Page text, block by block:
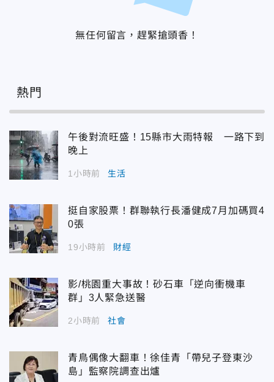
無任何留言，趕緊搶頭香！
熱門
午後對流旺盛！15縣市大雨特報 一路下到
晚上
1小時前 生活
挺自家股票！群聯執行長潘健成7月加碼買4
0張
19小時前 財經
影/桃園重大事故！砂石車「逆向衝機車
群」3人緊急送醫
2小時前 社會
青鳥偶像大翻車！徐佳青「帶兒子登東沙
島」監察院調查出爐